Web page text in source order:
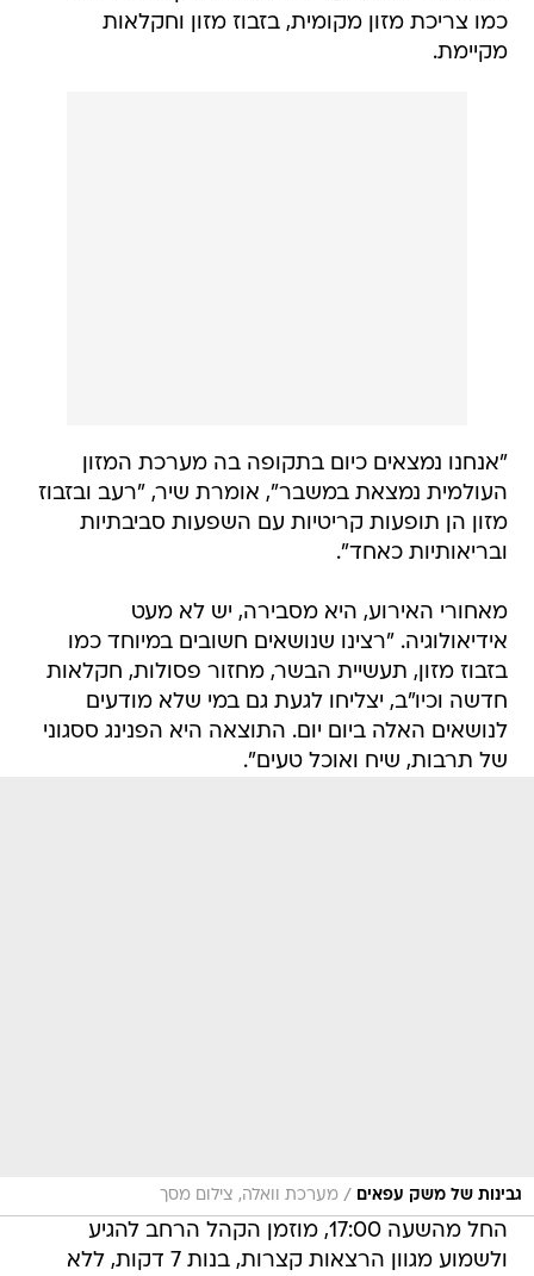
כמו צריכת מזון מקומית, בזבוז מזון וחקלאות
מקיימת.
"אנחנו נמצאים כיום בתקופה בה מערכת המזון
העולמית נמצאת במשבר", אומרת שיר, "רעב ובזבוז
מזון הן תופעות קריטיות עם השפעות סביבתיות
ובריאותיות כאחד".
מאחורי האירוע, היא מסבירה, יש לא מעט
אידיאולוגיה. "רצינו שנושאים חשובים במיוחד כמו
בזבוז מזון, תעשיית הבשר, מחזור פסולות, חקלאות
חדשה וכיו"ב, יצליחו לגעת גם במי שלא מודעים
לנושאים האלה ביום יום. התוצאה היא הפנינג ססגוני
של תרבות, שיח ואוכל טעים".
גבינות של משק עפאים / מערכת וואלה, צילום מסך
החל מהשעה 17:00, מוזמן הקהל הרחב להגיע
ולשמוע מגוון הרצאות קצרות, בנות 7 דקות, ללא